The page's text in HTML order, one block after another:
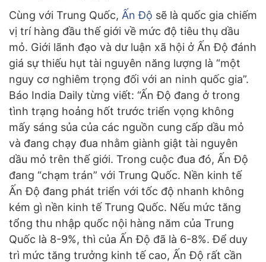
Cùng với Trung Quốc, Ấn Độ sẽ là quốc gia chiếm
vị trí hàng đầu thế giới về mức độ tiêu thụ dầu
mỏ. Giới lãnh đạo và dư luận xã hội ở Ấn Độ đánh
giá sự thiếu hụt tài nguyên năng lượng là “một
nguy cơ nghiêm trọng đối với an ninh quốc gia”.
Báo India Daily từng viết: “Ấn Độ đang ở trong
tình trạng hoảng hốt trước triển vọng không
mấy sáng sủa của các nguồn cung cấp dầu mỏ
và đang chạy đua nhằm giành giật tài nguyên
dầu mỏ trên thế giới. Trong cuộc đua đó, Ấn Độ
đang “chạm trán” với Trung Quốc. Nền kinh tế
Ấn Độ đang phát triển với tốc độ nhanh không
kém gì nền kinh tế Trung Quốc. Nếu mức tăng
tổng thu nhập quốc nội hàng năm của Trung
Quốc là 8-9%, thì của Ấn Độ đã là 6-8%. Để duy
trì mức tăng trưởng kinh tế cao, Ấn Độ rất cần